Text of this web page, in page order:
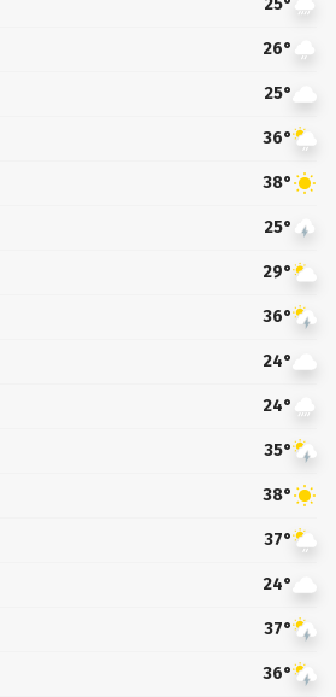
25°
26°
25°
36°
38°
25°
29°
36°
24°
24°
35°
38°
37°
24°
37°
36°